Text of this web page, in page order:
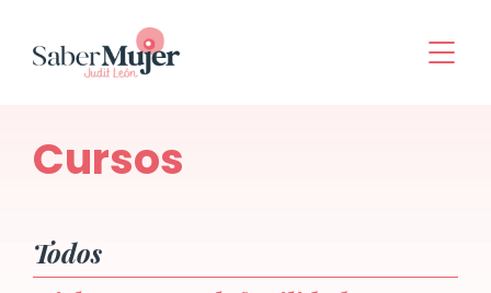
Cursos
Todos